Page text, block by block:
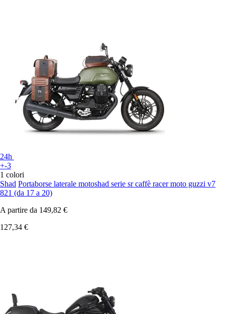
24h
+-3
1 colori
Shad Portaborse laterale motoshad serie sr caffè racer moto guzzi v7
821 (da 17 a 20)
A partire da 149,82 €
127,34 €